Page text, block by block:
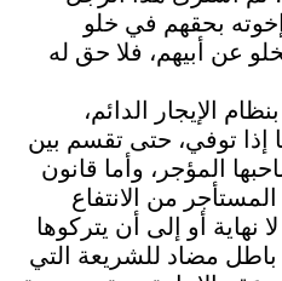
بحقهم في خلو
عن أبيهم، فلا حق له
الإيجار الدائم،
إذا توفي، حتى تقسم بين
المؤجر، وأما قانون
من الانتفاع
نهاية أو إلى أن يتركوها
مضاد للشريعة التي